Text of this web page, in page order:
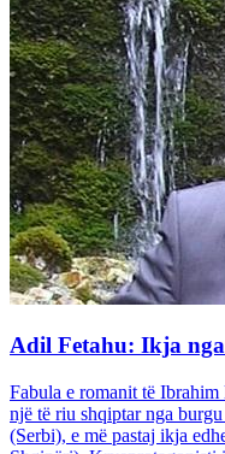
Adil Fetahu: Ikja
Fabula e romanit të Ibrahim
një të riu shqiptar nga burgu
(Serbi), e më pastaj ikja